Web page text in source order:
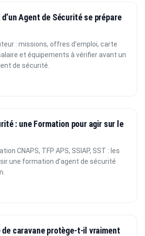
Agent de Sécurité se prépare
: missions, offres d’emploi, carte
et équipements à vérifier avant un
de sécurité.
: une Formation pour agir sur le
CNAPS, TFP APS, SSIAP, SST : les
une formation d’agent de sécurité
de caravane protège-t-il vraiment